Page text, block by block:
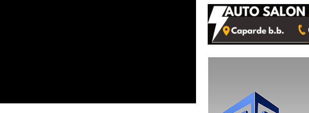
a Ivanka Lazić,
rodom iz Kravice.